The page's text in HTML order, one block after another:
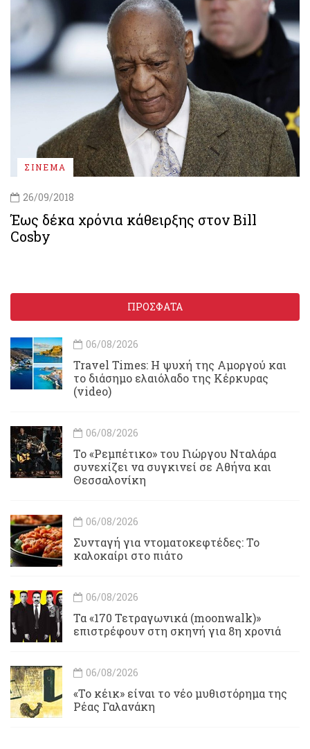
ΣΙΝΕΜΑ
26/09/2018
Έως δέκα χρόνια κάθειρξης στον Bill
Cosby
ΠΡΟΣΦΑΤΑ
06/08/2026
Travel Times: H ψυχή της Αμοργού και
το διάσημο ελαιόλαδο της Κέρκυρας
(video)
06/08/2026
Το «Ρεμπέτικο» του Γιώργου Νταλάρα
συνεχίζει να συγκινεί σε Αθήνα και
Θεσσαλονίκη
06/08/2026
Συνταγή για ντοματοκεφτέδες: Το
καλοκαίρι στο πιάτο
06/08/2026
Τα «170 Τετραγωνικά (moonwalk)»
επιστρέφουν στη σκηνή για 8η χρονιά
06/08/2026
«Το κέικ» είναι το νέο μυθιστόρημα της
Ρέας Γαλανάκη